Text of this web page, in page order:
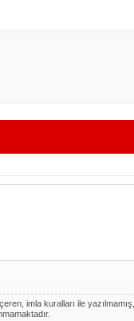
imla kuralları ile yazılmamış,